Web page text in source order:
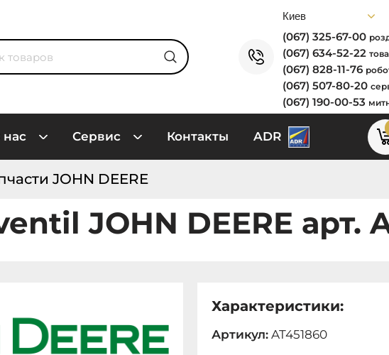
(067) 325-67-00
(067) 634-52-22
(067) 828-11-76
(067) 507-80-20
(067) 190-00-53
Сервис Контакты ADR
JOHN DEERE
JOHN DEERE арт.
Характеристики:
Артикул: AT451860